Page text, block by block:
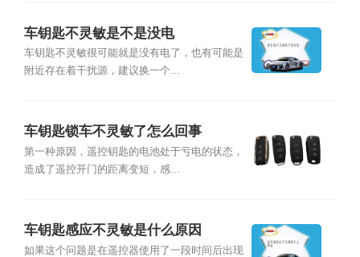
车钥匙不灵敏是不是没电
车钥匙不灵敏很可能就是没有电了，也有可能是
附近存在着干扰源，建议换一个...
车钥匙锁车不灵敏了怎么回事
第一种原因，遥控钥匙的电池处于亏电的状态，
造成了遥控开门的距离变短，感...
车钥匙感应不灵敏是什么原因
如果这个问题是在遥控器使用了一段时间后出现